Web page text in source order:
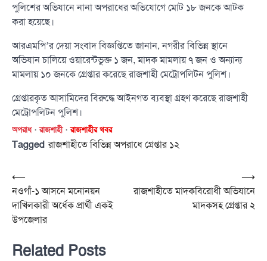
পুলিশের অভিযানে নানা অপরাধের অভিযোগে মোট ১৮ জনকে আটক
করা হয়েছে।
আরএমপি’র দেয়া সংবাদ বিজ্ঞপ্তিতে জানান, নগরীর বিভিন্ন স্থানে
অভিযান চালিয়ে ওয়ারেন্টভুক্ত ১ জন, মাদক মামলায় ৭ জন ও অন্যান্য
মামলায় ১০ জনকে গ্রেপ্তার করেছে রাজশাহী মেট্রোপলিটন পুলিশ।
গ্রেপ্তারকৃত আসামিদের বিরুদ্ধে আইনগত ব্যবস্থা গ্রহণ করেছে রাজশাহী
মেট্রোপলিটন পুলিশ।
অপরাধ রাজশাহী রাজশাহীর খবর
Taggedরাজশাহীতে বিভিন্ন অপরাধে গ্রেপ্তার ১২
Post
navigation
⟵
নওগাঁ-১ আসনে মনোনয়ন
দাখিলকারী অর্ধেক প্রার্থী একই
উপজেলার
রাজশাহীতে মাদকবিরোধী অভিযানে
মাদকসহ গ্রেপ্তার ২
⟶
Related Posts